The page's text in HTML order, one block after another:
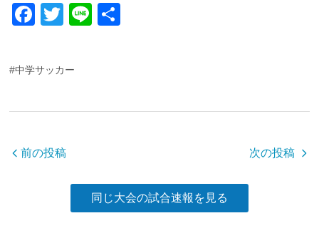
F
c
e
b
o
T
er
Li 共
#中学サッカー
前の投稿 次の投稿
同じ大会の試合速報を見る